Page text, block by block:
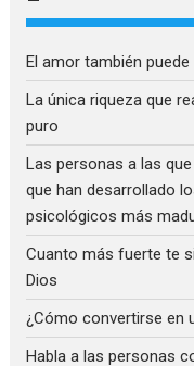
El amor también
La única riqueza que
puro
Las personas a las
que han desarrollado
psicológicos más
Cuanto más fuerte te
Dios
¿Cómo convertirse en
Habla a las personas